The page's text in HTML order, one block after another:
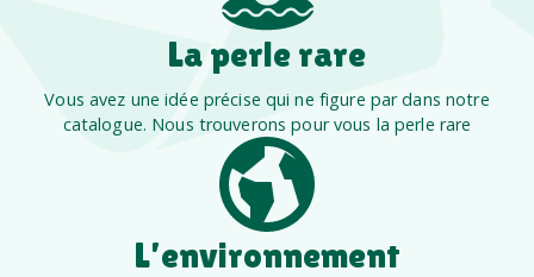
La perle rare
Vous avez une idée précise qui ne figure par dans notre
catalogue. Nous trouverons pour vous la perle rare
L’environnement